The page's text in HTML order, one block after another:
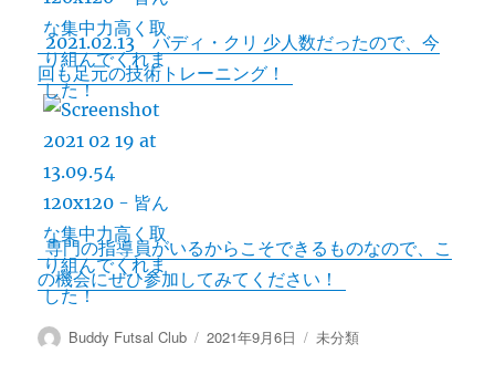
2021.02.13 バディ・クリ 少人数だったので、今
回も足元の技術トレーニング！
専門の指導員がいるからこそできるものなので、こ
の機会にぜひ参加してみてください！
投
Buddy Futsal Club
投
2021年9月6日
カ
未分類